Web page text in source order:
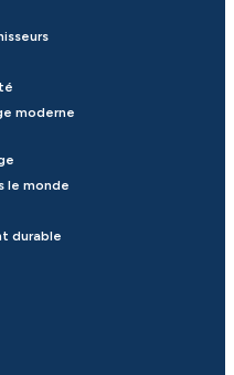
moderne
le monde
durable